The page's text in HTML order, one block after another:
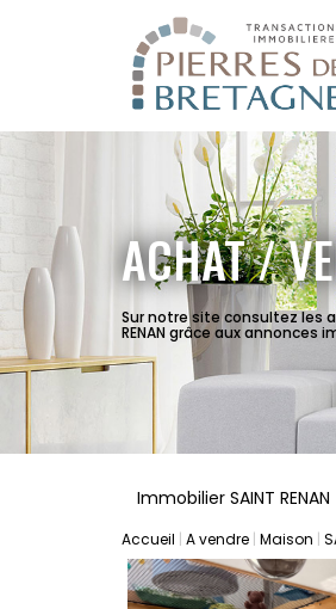
ACHAT /
Sur notre site consultez les
RENAN grâce aux annonces
Immobilier SAINT RENAN
Accueil A vendre Maison